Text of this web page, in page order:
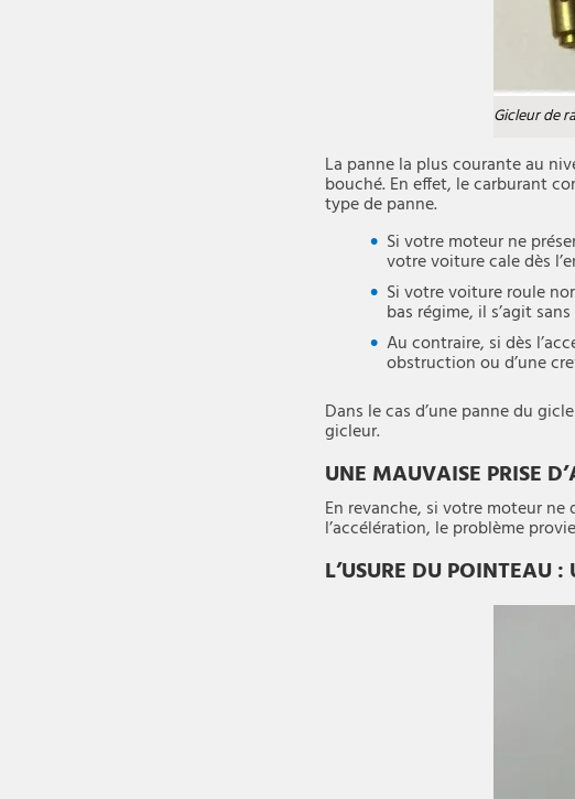
Gicleur de
La panne la plus courante au
bouché. En effet, le carburant
type de panne.
Si votre moteur ne
votre voiture cale dès
Si votre voiture roule
bas régime, il s’agit
Au contraire, si dès
obstruction ou d’une
Dans le cas d’une panne du
gicleur.
UNE MAUVAISE PRISE
En revanche, si votre moteur
l’accélération, le problème
L’USURE DU POINTEAU